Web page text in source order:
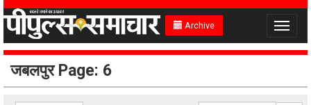
Archive
Toggle
जबलपुर Page: 6